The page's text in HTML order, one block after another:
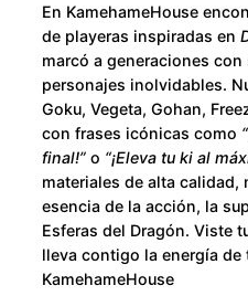
En KamehameHouse
de playeras inspiradas en
marcó a generaciones
personajes inolvidables.
Goku, Vegeta, Gohan,
con frases icónicas como
final!” o “¡Eleva tu ki al
materiales de alta calidad,
esencia de la acción, la
Esferas del Dragón. Viste
lleva contigo la energía
KamehameHouse